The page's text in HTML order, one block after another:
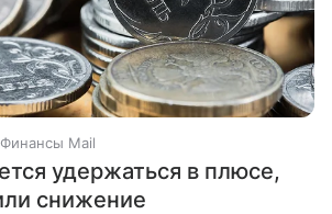
Финансы Mail
удержаться в плюсе,
снижение